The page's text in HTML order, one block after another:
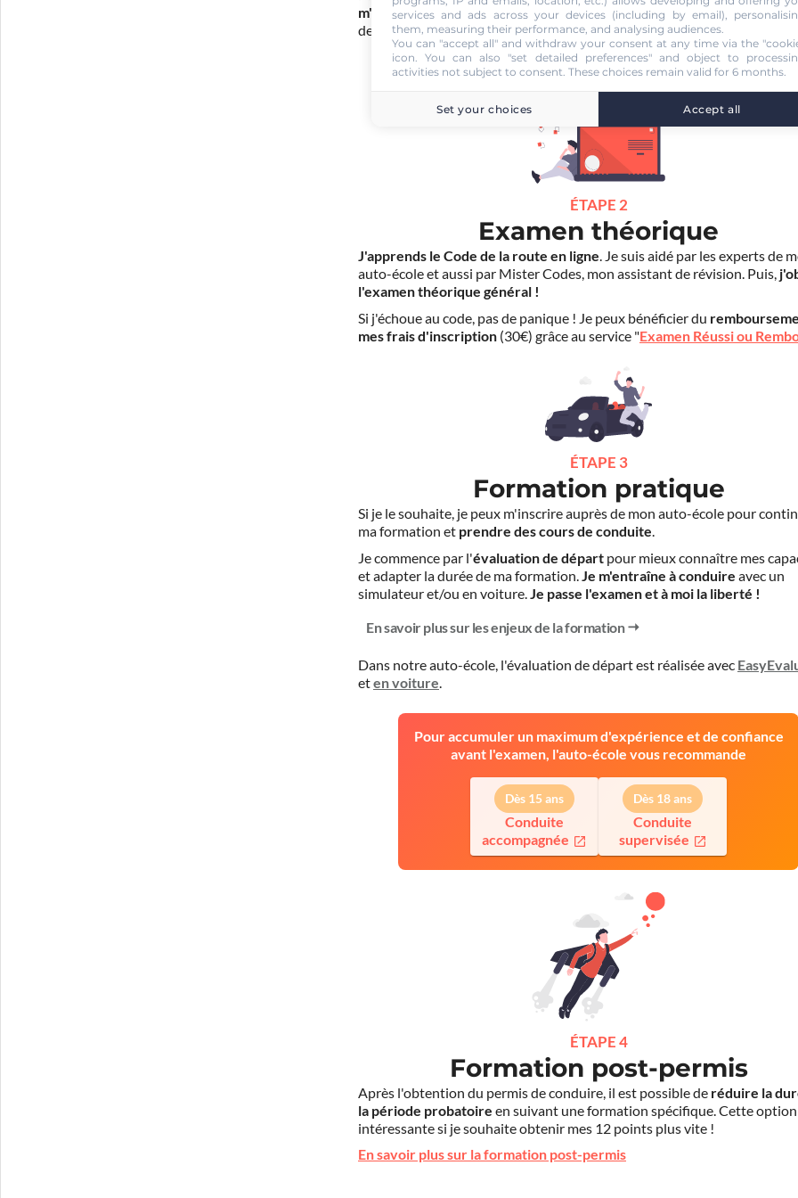
m'engage pas pour la suite de ma formation. Je suis libre d'effectuer mes
de conduite dans un autre établissement.
S'inscrire au
Code en ligne Voiture 39.90 €
ÉTAPE 2
Examen théorique
J'apprends le Code de la route en ligne. Je suis aidé par les experts de
auto-école et aussi par Mister Codes, mon assistant de révision. Puis,
l'examen théorique général !
Si j'échoue au code, pas de panique ! Je peux bénéficier du
mes frais d'inscription (30€) grâce au service "Examen Réussi ou
ÉTAPE 3
Formation pratique
Si je le souhaite, je peux m'inscrire auprès de mon auto-école pour
ma formation et prendre des cours de conduite.
Je commence par l'évaluation de départ pour mieux connaître mes
et adapter la durée de ma formation.Je m'entraîne à conduire avec un
simulateur et/ou en voiture.Je passe l'examen et à moi la liberté !
En savoir plus sur les enjeux de la formation
Dans notre auto-école, l'évaluation de départ est réalisée avec
eten voiture.
Pour accumuler un maximum d'expérience et de confiance
avant l'examen, l'auto-école vous recommande
Dès 15 ans
Conduite
accompagnée
Dès 18 ans
Conduite
supervisée
ÉTAPE 4
Formation post-permis
Après l'obtention du permis de conduire, il est possible de réduire la
la période probatoire en suivant une formation spécifique. Cette
intéressante si je souhaite obtenir mes 12 points plus vite !
En savoir plus sur la formation post-permis
services and ads across your devices (including by email),
them, measuring their performance, and analysing audiences.
You can "accept all" and withdraw your consent at any time via the
icon. You can also "set detailed preferences" and object to
activities not subject to consent. These choices remain valid for 6 months.
Set your choices Accept all